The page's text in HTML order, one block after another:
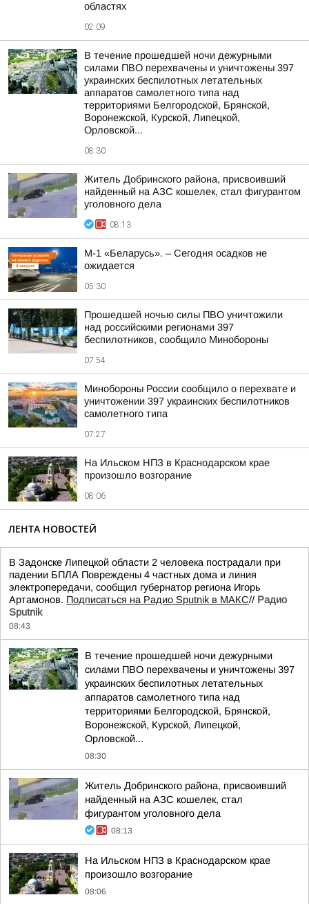
областях
02:09
В течение прошедшей ночи дежурными
силами ПВО перехвачены и уничтожены 397
украинских беспилотных летательных
аппаратов самолетного типа над
территориями Белгородской, Брянской,
Воронежской, Курской, Липецкой,
Орловской...
08:30
Житель Добринского района, присвоивший
найденный на АЗС кошелек, стал фигурантом
уголовного дела
08:13
М-1 «Беларусь». – Сегодня осадков не
ожидается
05:30
Прошедшей ночью силы ПВО уничтожили
над российскими регионами 397
беспилотников, сообщило Минобороны
07:54
Минобороны России сообщило о перехвате и
уничтожении 397 украинских беспилотников
самолетного типа
07:27
На Ильском НПЗ в Краснодарском крае
произошло возгорание
08:06
ЛЕНТА НОВОСТЕЙ
В Задонске Липецкой области 2 человека пострадали при
падении БПЛА Повреждены 4 частных дома и линия
электропередачи, сообщил губернатор региона Игорь
Артамонов. Подписаться на Радио Sputnik в МАКС// Радио
Sputnik
08:43
В течение прошедшей ночи дежурными
силами ПВО перехвачены и уничтожены 397
украинских беспилотных летательных
аппаратов самолетного типа над
территориями Белгородской, Брянской,
Воронежской, Курской, Липецкой,
Орловской...
08:30
Житель Добринского района, присвоивший
найденный на АЗС кошелек, стал
фигурантом уголовного дела
08:13
На Ильском НПЗ в Краснодарском крае
произошло возгорание
08:06